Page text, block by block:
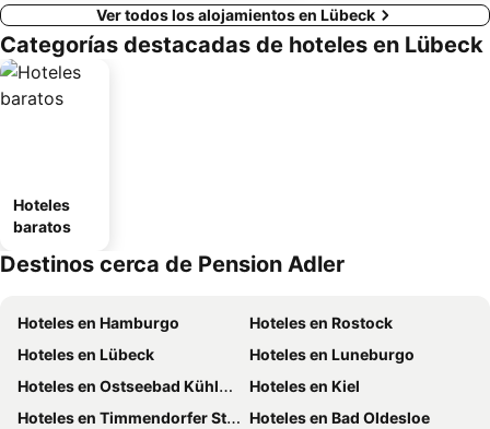
Ver todos los alojamientos en Lübeck
Categorías destacadas de hoteles en Lübeck
Hoteles
baratos
Destinos cerca de Pension Adler
Hoteles en Hamburgo
Hoteles en Rostock
Hoteles en Lübeck
Hoteles en Luneburgo
Hoteles en Ostseebad Kühlungsborn
Hoteles en Kiel
Hoteles en Timmendorfer Strand
Hoteles en Bad Oldesloe